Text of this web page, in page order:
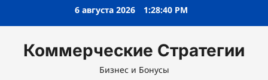
6 августа 2026 1:28:41 PM
Коммерческие Стратегии
Бизнес и Бонусы